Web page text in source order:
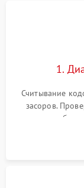
Проблемы с
1.
Считывание
засоров.
жалоб на